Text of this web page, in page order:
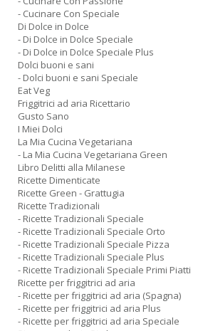
- Cucinare Con Speciale
Di Dolce in Dolce
- Di Dolce in Dolce Speciale
- Di Dolce in Dolce Speciale Plus
Dolci buoni e sani
- Dolci buoni e sani Speciale
Eat Veg
Friggitrici ad aria Ricettario
Gusto Sano
I Miei Dolci
La Mia Cucina Vegetariana
- La Mia Cucina Vegetariana Green
Libro Delitti alla Milanese
Ricette Dimenticate
Ricette Green - Grattugia
Ricette Tradizionali
- Ricette Tradizionali Speciale
- Ricette Tradizionali Speciale Orto
- Ricette Tradizionali Speciale Pizza
- Ricette Tradizionali Speciale Plus
- Ricette Tradizionali Speciale Primi Piatti
Ricette per friggitrici ad aria
- Ricette per friggitrici ad aria (Spagna)
- Ricette per friggitrici ad aria Plus
- Ricette per friggitrici ad aria Speciale